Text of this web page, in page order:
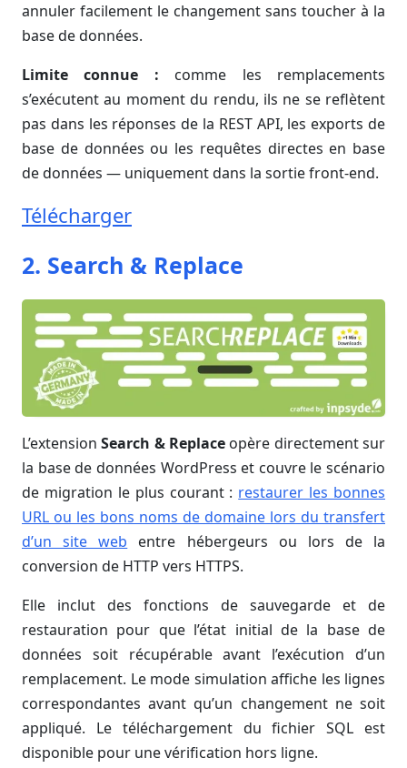
annuler facilement le changement sans toucher à la
base de données.
Limite connue : comme les remplacements
s’exécutent au moment du rendu, ils ne se reflètent
pas dans les réponses de la REST API, les exports de
base de données ou les requêtes directes en base
de données — uniquement dans la sortie front-end.
Télécharger
2. Search & Replace
L’extensionSearch & Replace opère directement sur
la base de données WordPress et couvre le scénario
de migration le plus courant : restaurer les bonnes
URL ou les bons noms de domaine lors du transfert
d’un site web entre hébergeurs ou lors de la
conversion de HTTP vers HTTPS.
Elle inclut des fonctions de sauvegarde et de
restauration pour que l’état initial de la base de
données soit récupérable avant l’exécution d’un
remplacement. Le mode simulation affiche les lignes
correspondantes avant qu’un changement ne soit
appliqué. Le téléchargement du fichier SQL est
disponible pour une vérification hors ligne.